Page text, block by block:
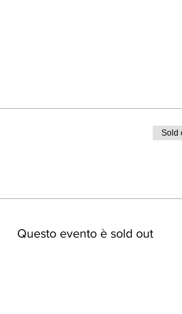
Sold
Questo evento è sold out